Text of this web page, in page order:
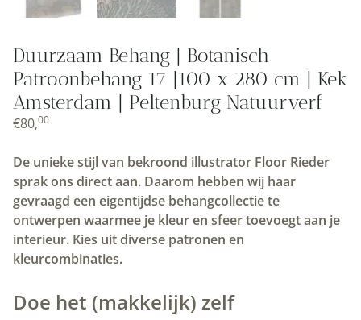
Duurzaam Behang | Botanisch
Patroonbehang 17 |100 x 280 cm | Kek
Amsterdam | Peltenburg Natuurverf
€80,00
De unieke stijl van bekroond illustrator Floor Rieder
sprak ons direct aan. Daarom hebben wij haar
gevraagd een eigentijdse behangcollectie te
ontwerpen waarmee je kleur en sfeer toevoegt aan je
interieur. Kies uit diverse patronen en
kleurcombinaties.
Doe het (makkelijk) zelf